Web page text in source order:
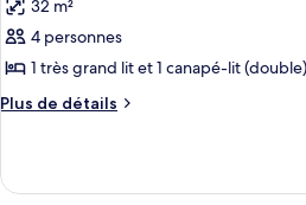
et
1
canapé-
lit,
l’océan
canapé-
lit,
sur
photos
pour
ce
type
de
Suite,
32 m²
4 personnes
1 très grand lit et 1 canapé-lit (double)
Plus de détails
Plus
Suite,